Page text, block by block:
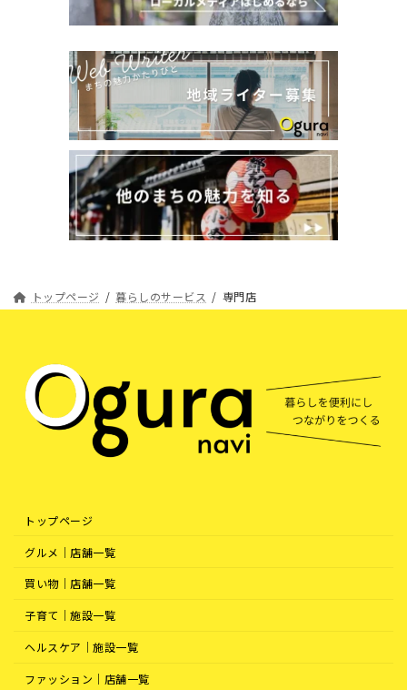
トップページ 暮らしのサービス 専門店
トップページ
グルメ｜店舗一覧
買い物｜店舗一覧
子育て｜施設一覧
ヘルスケア｜施設一覧
ファッション｜店舗一覧